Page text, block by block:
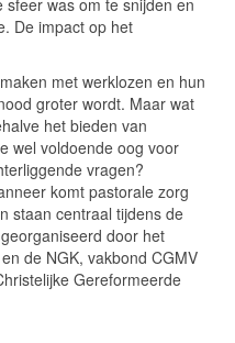
De impact op het
met werklozen en hun
groter wordt. Maar wat
het bieden van
wel voldoende oog voor
vragen?
komt pastorale zorg
staan centraal tijdens de
door het
de NGK, vakbond CGMV
Gereformeerde